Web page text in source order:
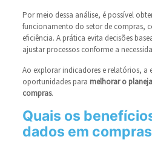
Por meio dessa análise, é possível
funcionamento do setor de compras,
eficiência. A prática evita decisões
ajustar processos conforme a
Ao explorar indicadores e relatórios, a
oportunidades para melhorar o
compras.
Quais os
dados em